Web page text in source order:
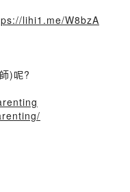
lihi1.me/W8bzA
)呢?